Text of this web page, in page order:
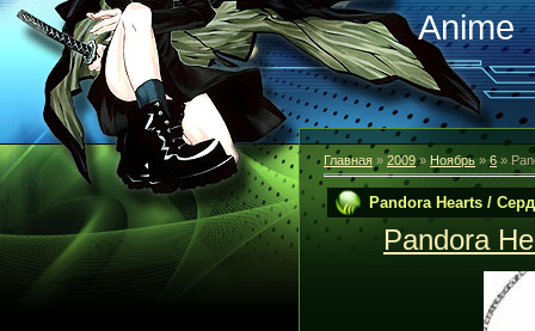
Anime
Главная » 2009 » Ноябрь » 6»
Pandora Hearts /
Pandora